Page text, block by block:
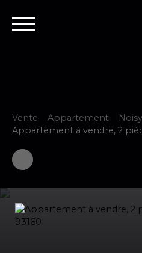
Accueil Estimer Vendre
Vente Appartement
Appartement à vendre, 2